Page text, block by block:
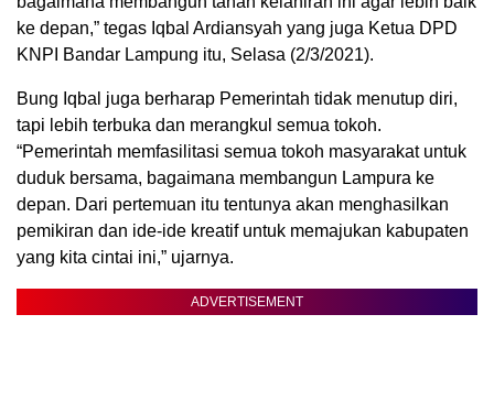
ke depan,” tegas Iqbal Ardiansyah yang juga Ketua DPD
KNPI Bandar Lampung itu, Selasa (2/3/2021).
Bung Iqbal juga berharap Pemerintah tidak menutup diri,
tapi lebih terbuka dan merangkul semua tokoh.
“Pemerintah memfasilitasi semua tokoh masyarakat untuk
duduk bersama, bagaimana membangun Lampura ke
depan. Dari pertemuan itu tentunya akan menghasilkan
pemikiran dan ide-ide kreatif untuk memajukan kabupaten
yang kita cintai ini,” ujarnya.
ADVERTISEMENT